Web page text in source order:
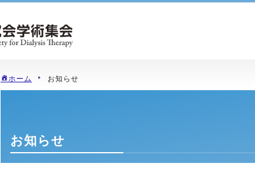
ホーム お知らせ
お知らせ